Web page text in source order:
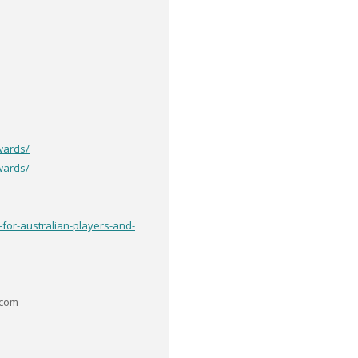
australian-players-and-